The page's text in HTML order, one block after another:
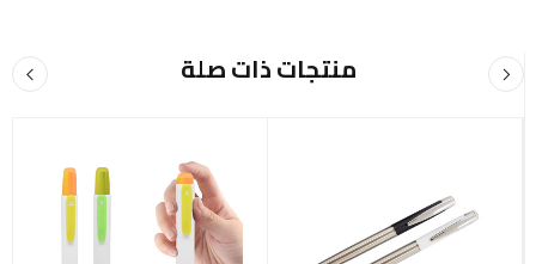
منتجات ذات صلة